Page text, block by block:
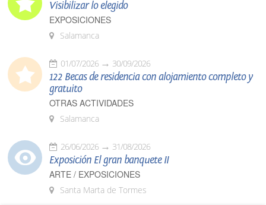
Visibilizar lo elegido
EXPOSICIONES
Salamanca
01/07/2026 30/09/2026
122 Becas de residencia con alojamiento completo y
gratuito
OTRAS ACTIVIDADES
Salamanca
26/06/2026 31/08/2026
Exposición El gran banquete II
ARTE / EXPOSICIONES
Santa Marta de Tormes